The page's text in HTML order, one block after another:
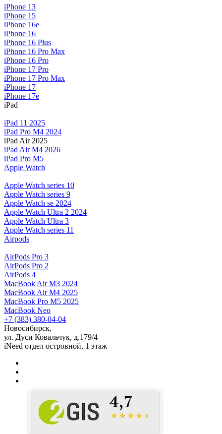
iPhone 13
iPhone 15
iPhone 16e
iPhone 16
iPhone 16 Plus
iPhone 16 Pro Max
iPhone 16 Pro
iPhone 17 Pro
iPhone 17 Pro Max
iPhone 17
iPhone 17e
iPad
iPad 11 2025
iPad Pro M4 2024
iPad Air 2025
iPad Air M4 2026
iPad Pro M5
Apple Watch
Apple Watch series 10
Apple Watch series 9
Apple Watch se 2024
Apple Watch Ultra 2 2024
Apple Watch Ultra 3
Apple Watch series 11
Airpods
AirPods Pro 3
AirPods Pro 2
AirPods 4
MacBook Air M3 2024
MacBook Air M4 2025
MacBook Pro M5 2025
MacBook Neo
+7 (383) 380-04-04
Новосибирск,
ул. Дуси Ковальчук, д.179/4
iNeed отдел островной, 1 этаж